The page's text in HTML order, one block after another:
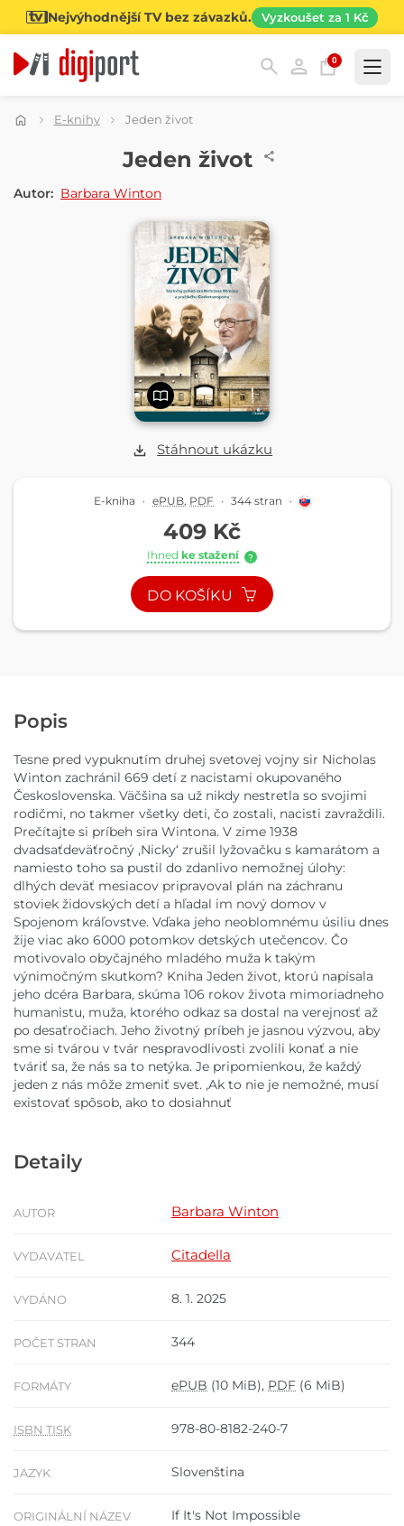
Nejvýhodnější TV bez závazků. Vyzkoušet za 1 Kč
0
Kategorie
E-knihy Jeden život
Stáhnout ukázku
Jeden život
Autor: Barbara Winton
E-kniha · ePUB PDF · 344 stran ·
409 Kč
Ihned ke stažení ?
DO KOŠÍKU
Popis
Tesne pred vypuknutím druhej svetovej vojny sir Nicholas
Winton zachránil 669 detí z nacistami okupovaného
Československa. Väčšina sa už nikdy nestretla so svojimi
rodičmi, no takmer všetky deti, čo zostali, nacisti zavraždili.
Prečítajte si príbeh sira Wintona. V zime 1938
dvadsaťdeväťročný ,Nicky‘ zrušil lyžovačku s kamarátom a
namiesto toho sa pustil do zdanlivo nemožnej úlohy:
dlhých deväť mesiacov pripravoval plán na záchranu
stoviek židovských detí a hľadal im nový domov v
Spojenom kráľovstve. Vďaka jeho neoblomnému úsiliu dnes
žije viac ako 6000 potomkov detských utečencov. Čo
motivovalo obyčajného mladého muža k takým
výnimočným skutkom? Kniha Jeden život, ktorú napísala
jeho dcéra Barbara, skúma 106 rokov života mimoriadneho
humanistu, muža, ktorého odkaz sa dostal na verejnosť až
po desaťročiach. Jeho životný príbeh je jasnou výzvou, aby
sme si tvárou v tvár nespravodlivosti zvolili konať a nie
tváriť sa, že nás sa to netýka. Je pripomienkou, že každý
jeden z nás môže zmeniť svet. ,Ak to nie je nemožné, musí
existovať spôsob, ako to dosiahnuť
Detaily
AUTOR Barbara Winton
VYDAVATEL Citadella
VYDÁNO 8. 1. 2025
POČET STRAN 344
FORMÁTY ePUB (10 MiB), PDF (6 MiB)
ISBN TISK 978-80-8182-240-7
JAZYK Slovenština
ORIGINÁLNÍ NÁZEV If It's Not Impossible